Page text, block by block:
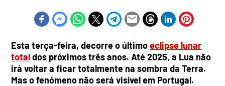
Esta terça-feira, decorre o últimoeclipse lunar
totaldos próximos três anos. Até 2025, a Lua não
irá voltar a ficar totalmente na sombra da Terra.
Mas o fenómeno não será visível em Portugal.